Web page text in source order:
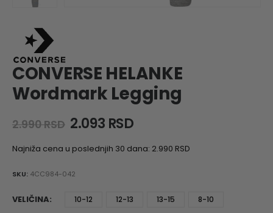
CONVERSE HELANKE
Wordmark Legging
2.990RSD Original
was:
2.093 RSDCurrent
is:
Najniža cena u poslednjih 30 dana: 2.990 RSD
SKU: 4CC984-042
VELIČINA 10-12 12-13 13-15 8-10